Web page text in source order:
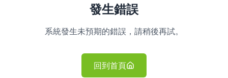
發生錯誤
系統發生未預期的錯誤，請稍後再試。
回到首頁